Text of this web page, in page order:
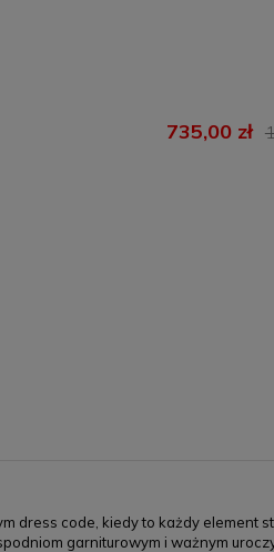
735,00 zł
dress code, kiedy to każdy element
garniturowym i ważnym